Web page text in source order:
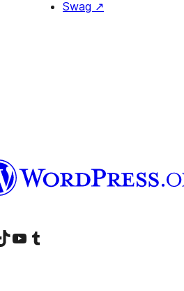
Swag ↗
Instagram
pe LinkedIn
contul nostru TikTok
Vizitează canalul nostru YouTube
Vizitează contul nostru Tumblr